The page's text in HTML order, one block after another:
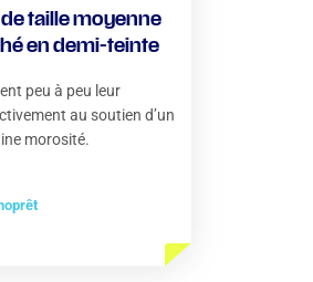
taille moyenne
en demi-teinte
peu à peu leur
au soutien d’un
morosité.